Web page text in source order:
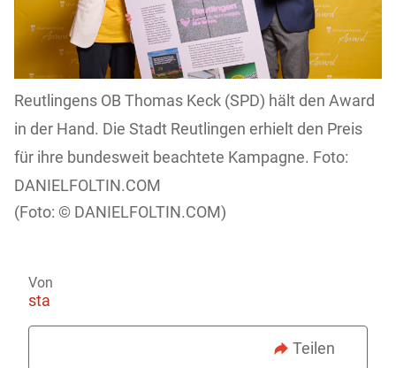
Reutlingens OB Thomas Keck (SPD) hält den Award
in der Hand. Die Stadt Reutlingen erhielt den Preis
für ihre bundesweit beachtete Kampagne. Foto:
DANIELFOLTIN.COM
DANIELFOLTIN.COM)
Von
sta
Teilen